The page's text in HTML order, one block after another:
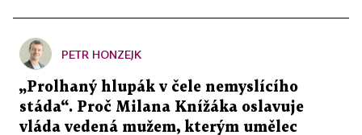
PETR HONZEJK
„Prolhaný hlupák v čele nemyslícího
stáda“. Proč Milana Knížáka oslavuje
vláda vedená mužem, kterým umělec